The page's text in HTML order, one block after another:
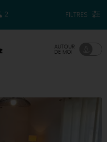
2 FILTRES
AUTOUR
DE MOI